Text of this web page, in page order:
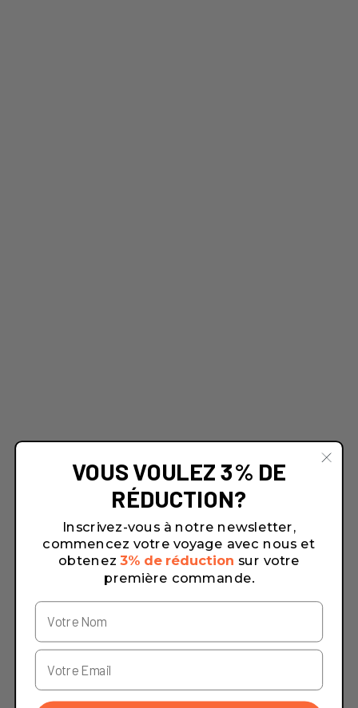
VOUS VOULEZ 3% DE
RÉDUCTION?
Inscrivez-vous à notre newsletter,
commencez votre voyage avec nous et
obtenez 3% de réduction sur votre
première commande.